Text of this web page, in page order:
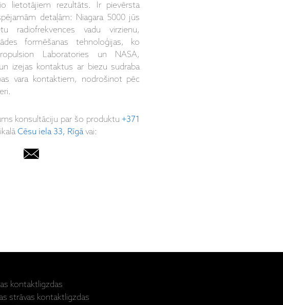
lietotājiem rezultāts. Ir pievērsta
detaļām: Niagara 5000 jūs
radiofrekvences vadu virzienu,
formēšanas tehnoloģijas, ko
Laboratories un NASA,
izejas kontaktus ar biezu sudraba
vara kontaktiem, nodrošinot pēc
konsultāciju par šo produktu+371
Cēsu iela 33, Rīgāvai:
kontaktligzdas
strāvas kontaktligzdas